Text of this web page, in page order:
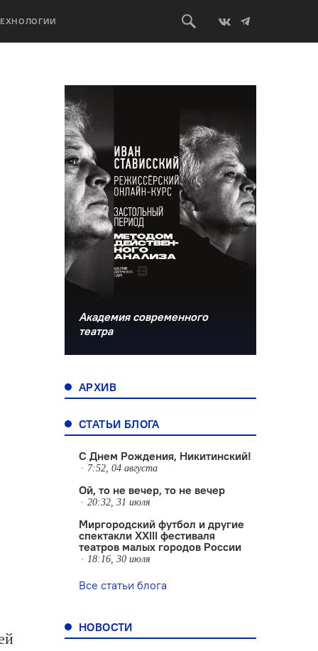
Академия современного
театра
АРХИВ
СТАТЬИ БЛОГА
С Днем Рождения, Никитинский!
7:52, 04 августа
Ой, то не вечер, то не вечер
20:32, 31 июля
Миргородский футбол и другие
спектакли XXIII фестиваля
театров малых городов России
18:16, 30 июля
Все статьи блога
НОВОСТИ